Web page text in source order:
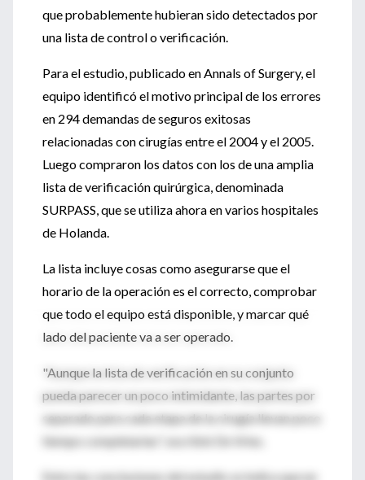
que probablemente hubieran sido detectados por
una lista de control o verificación.
Para el estudio, publicado en Annals of Surgery, el
equipo identificó el motivo principal de los errores
en 294 demandas de seguros exitosas
relacionadas con cirugías entre el 2004 y el 2005.
Luego compraron los datos con los de una amplia
lista de verificación quirúrgica, denominada
SURPASS, que se utiliza ahora en varios hospitales
de Holanda.
La lista incluye cosas como asegurarse que el
horario de la operación es el correcto, comprobar
que todo el equipo está disponible, y marcar qué
lado del paciente va a ser operado.
"Aunque la lista de verificación en su conjunto
pueda parecer un poco intimidante, las partes por
separado para cada etapa de la cirugía llevan poco
tiempo completarlas", escribió De Vries.
Entre las conclusiones del estudio se indica que en